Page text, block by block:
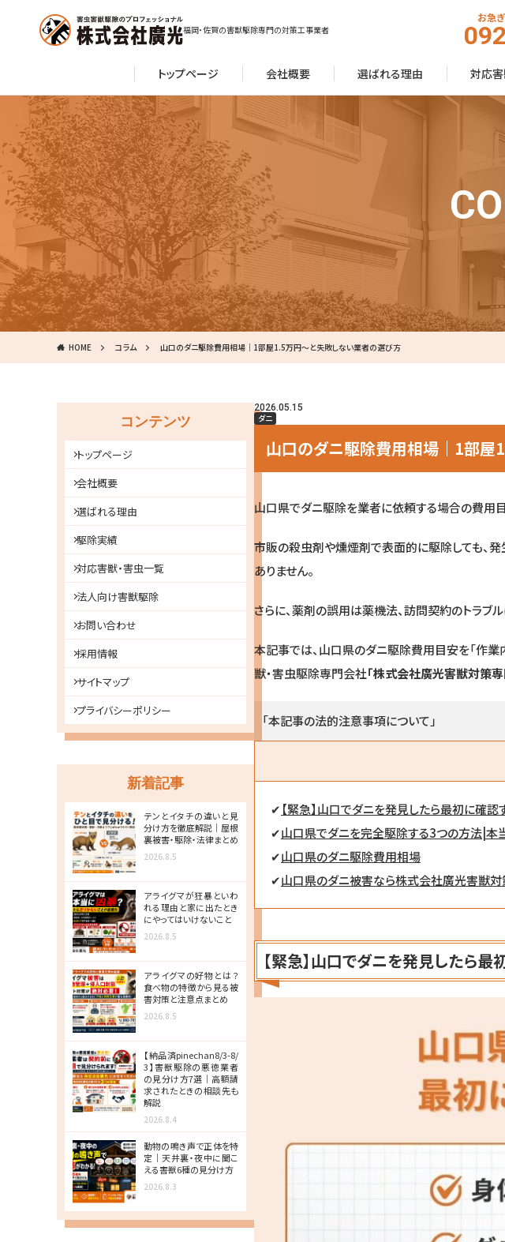
福岡・佐賀の害獣駆除専門の対策工事業者
お急
トップページ 会社概要 選ばれる理由 対応害
HOME コラム 山口のダニ駆除費用相場｜1部屋1.5万円〜と失敗しない業者の選び方
2026.05.15
ダニ
山口のダニ駆除費用相場｜1部屋
山口県でダニ駆除を業者に依頼する場合の費用目
市販の殺虫剤や燻煙剤で表面的に駆除しても、
ありません。
さらに、薬剤の誤用は薬機法、訪問契約のトラ
本記事では、山口県のダニ駆除費用目安を「作業
獣・害虫駆除専門会社「株式会社廣光害獣対策専
「本記事の法的注意事項について」
✔ 【緊急】山口でダニを発見したら最初に確認
✔山口県でダニを完全駆除する3つの方法|本
✔山口県のダニ駆除費用相場
✔山口県のダニ被害なら株式会社廣光害獣
【緊急】山口でダニを発見したら最
コンテンツ
トップページ
会社概要
選ばれる理由
駆除実績
対応害獣・害虫一覧
法人向け害獣駆除
お問い合わせ
採用情報
サイトマップ
プライバシーポリシー
新着記事
テンとイタチの違いと見
分け方を徹底解説｜屋根
裏被害・駆除・法律まとめ
2026.8.5
アライグマが狂暴といわ
れる理由と家に出たとき
にやってはいけないこと
2026.8.5
アライグマの好物とは？
食べ物の特徴から見る被
害対策と注意点まとめ
2026.8.5
【納品済pinechan8/3-8/
3】害獣駆除の悪徳業者
の見分け方7選｜高額請
求されたときの相談先も
解説
2026.8.4
動物の鳴き声で正体を特
定｜天井裏・夜中に聞こ
える害獣6種の見分け方
2026.8.3